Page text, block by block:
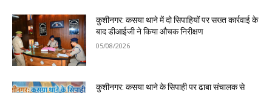
कुशीनगर: कसया थाने में दो सिपाहियों पर सख्त कार्रवाई के
बाद डीआईजी ने किया औचक निरीक्षण
05/08/2026
कुशीनगर: कसया थाने के सिपाही पर ढाबा संचालक से